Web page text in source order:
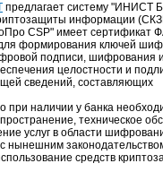
предлагает систему "ИНИСТ
информации
CSP" имеет сертификат
формирования ключей
подписи, шифрования и
целостности и
сведений, составляющих
при наличии у банка
техническое
услуг в области
нынешним
средств